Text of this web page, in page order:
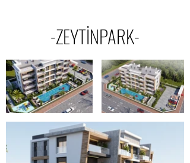
-ZEYTİNPARK-